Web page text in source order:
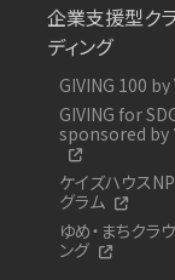
企業支援型ク
ディング
GIVING 100
GIVING for
sponsored by
ケイズハウス
グラム
ゆめ・まちクラ
ング